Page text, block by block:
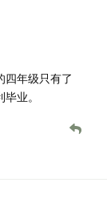
年级只有了
业。